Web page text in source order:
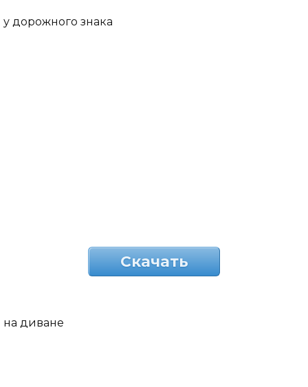
у дорожного знака
Скачать
на диване